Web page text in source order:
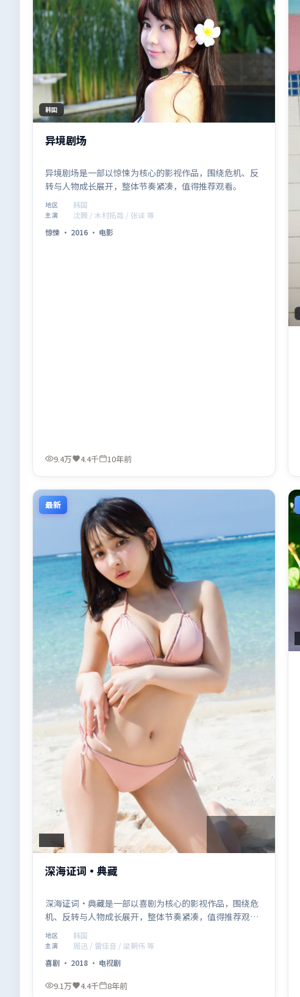
韩国
异境剧场
异境剧场是一部以惊悚为核心的影视作品，围绕危机、反
转与人物成长展开，整体节奏紧凑，值得推荐观看。
地区 韩国
主演
沈腾 / 木村拓哉 / 张译 等
惊悚 · 2016 · 电影
9.4万 4.4千 10年前
最新
深海证词·典藏
深海证词·典藏是一部以喜剧为核心的影视作品，围绕危
机、反转与人物成长展开，整体节奏紧凑，值得推荐观
看。
地区 韩国
主演
周迅 / 雷佳音 / 梁朝伟 等
喜剧 · 2018 · 电视剧
9.1万 4.4千 8年前